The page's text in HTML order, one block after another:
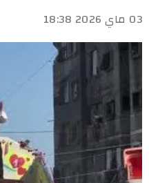
03 ماي 2026 18:38